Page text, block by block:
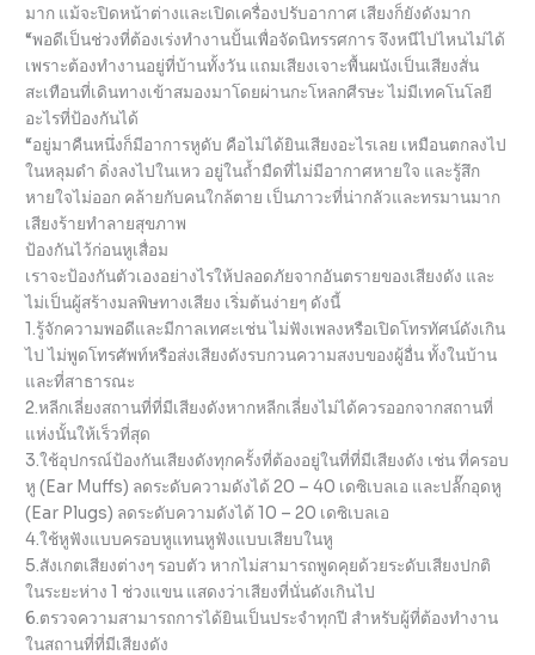
มาก แม้จะปิดหน้าต่างและเปิดเครื่องปรับอากาศ เสียงก็ยังดังมาก
“พอดีเป็นช่วงที่ต้องเร่งทำงานปั้นเพื่อจัดนิทรรศการ จึงหนีไปไหนไม่ได้
เพราะต้องทำงานอยู่ที่บ้านทั้งวัน แถมเสียงเจาะพื้นผนังเป็นเสียงสั่น
สะเทือนที่เดินทางเข้าสมองมาโดยผ่านกะโหลกศีรษะ ไม่มีเทคโนโลยี
อะไรที่ป้องกันได้
“อยู่มาคืนหนึ่งก็มีอาการหูดับ คือไม่ได้ยินเสียงอะไรเลย เหมือนตกลงไป
ในหลุมดำ ดิ่งลงไปในเหว อยู่ในถ้ำมืดที่ไม่มีอากาศหายใจ และรู้สึก
หายใจไม่ออก คล้ายกับคนใกล้ตาย เป็นภาวะที่น่ากลัวและทรมานมาก
เสียงร้ายทำลายสุขภาพ
ป้องกันไว้ก่อนหูเสื่อม
เราจะป้องกันตัวเองอย่างไรให้ปลอดภัยจากอันตรายของเสียงดัง และ
ไม่เป็นผู้สร้างมลพิษทางเสียง เริ่มต้นง่ายๆ ดังนี้
1.รู้จักความพอดีและมีกาลเทศะเช่น ไม่ฟังเพลงหรือเปิดโทรทัศน์ดังเกิน
ไป ไม่พูดโทรศัพท์หรือส่งเสียงดังรบกวนความสงบของผู้อื่น ทั้งในบ้าน
และที่สาธารณะ
2.หลีกเลี่ยงสถานที่ที่มีเสียงดังหากหลีกเลี่ยงไม่ได้ควรออกจากสถานที่
แห่งนั้นให้เร็วที่สุด
3.ใช้อุปกรณ์ป้องกันเสียงดังทุกครั้งที่ต้องอยู่ในที่ที่มีเสียงดัง เช่น ที่ครอบ
หู (Ear Muffs) ลดระดับความดังได้ 20 – 40 เดซิเบลเอ และปลั๊กอุดหู
(Ear Plugs) ลดระดับความดังได้ 10 – 20 เดซิเบลเอ
4.ใช้หูฟังแบบครอบหูแทนหูฟังแบบเสียบในหู
5.สังเกตเสียงต่างๆ รอบตัว หากไม่สามารถพูดคุยด้วยระดับเสียงปกติ
ในระยะห่าง 1 ช่วงแขน แสดงว่าเสียงที่นั่นดังเกินไป
6.ตรวจความสามารถการได้ยินเป็นประจำทุกปี สำหรับผู้ที่ต้องทำงาน
ในสถานที่ที่มีเสียงดัง